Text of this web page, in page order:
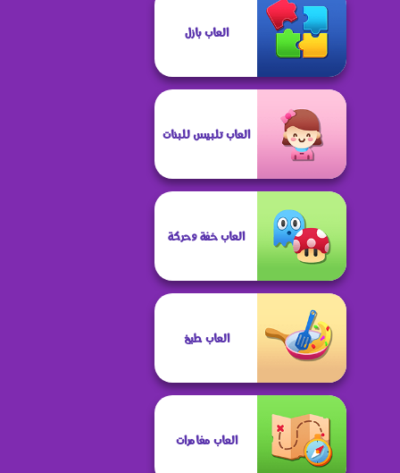
العاب بازل
العاب تلبيس للبنات
العاب خفة وحركة
العاب طبخ
العاب مغامرات